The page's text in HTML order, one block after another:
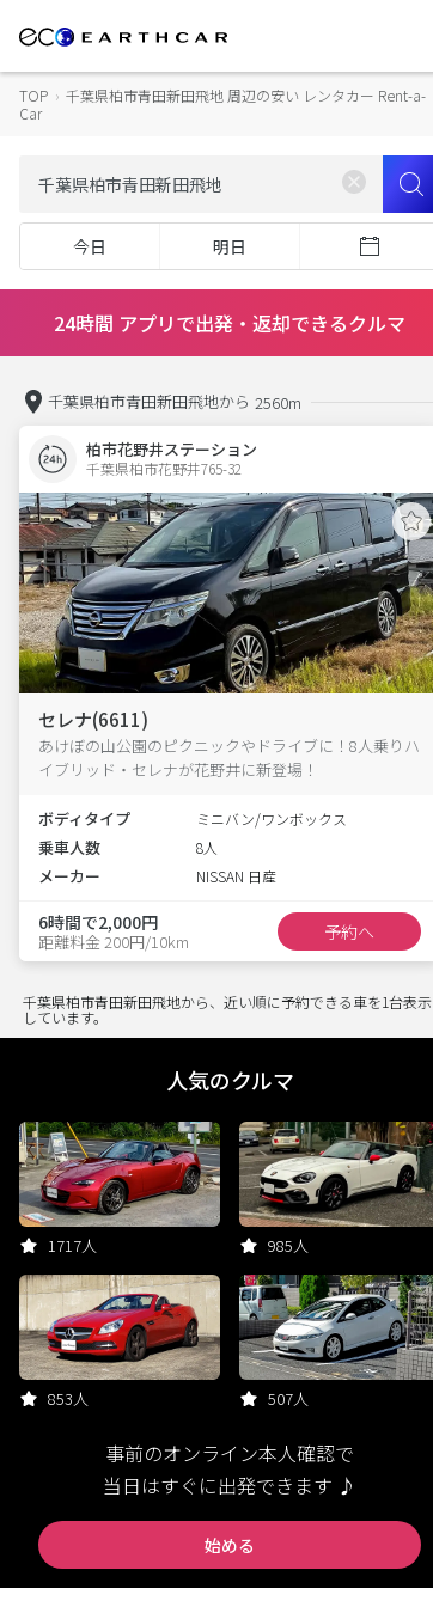
TOP › 千葉県柏市青田新田飛地 周辺の安い レンタカー Rent-a-
Car
今日 明日
24時間 アプリで出発・返却できるクルマ
千葉県柏市青田新田飛地から 2560m
柏市花野井ステーション
千葉県柏市花野井765-32
セレナ(6611)
あけぼの山公園のピクニックやドライブに！8人乗りハ
イブリッド・セレナが花野井に新登場！
ボディタイプ ミニバン/ワンボックス
乗車人数 8人
メーカー NISSAN 日産
6時間で2,000円
距離料金 200円/10km 予約へ
千葉県柏市青田新田飛地から、近い順に予約できる車を1台表示
しています。
人気のクルマ
1717人 985人
853人 507人
事前のオンライン本人確認で
当日はすぐに出発できます ♪
始める